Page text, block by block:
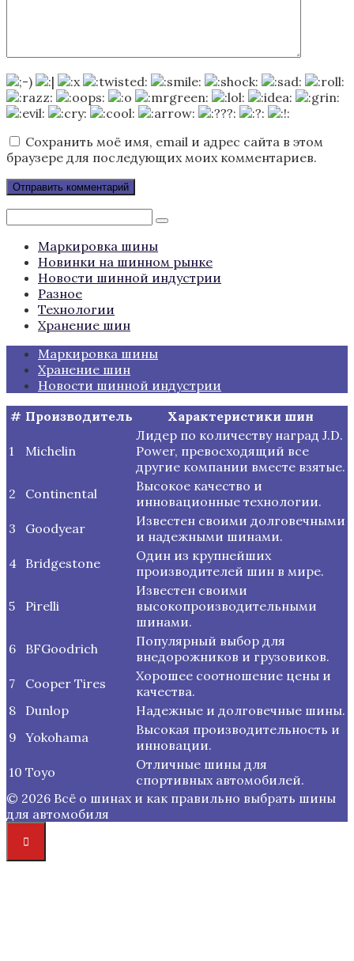
Сохранить моё имя, email и адрес сайта в этом
браузере для последующих моих комментариев.
Маркировка шины
Новинки на шинном рынке
Новости шинной индустрии
Разное
Технологии
Хранение шин
Маркировка шины
Хранение шин
Новости шинной индустрии
# Производитель Характеристики шин
1 Michelin
Лидер по количеству наград J.D.
Power, превосходящий все
другие компании вместе взятые.
2
Continental
Высокое качество и
инновационные технологии.
3
Goodyear
Известен своими долговечными
и надежными шинами.
4 Bridgestone
Один из крупнейших
производителей шин в мире.
5 Pirelli
Известен своими
высокопроизводительными
шинами.
6
BFGoodrich
Популярный выбор для
внедорожников и грузовиков.
7
Cooper Tires
Хорошее соотношение цены и
качества.
8
Dunlop
Надежные и долговечные шины.
9 Yokohama
Высокая производительность и
инновации.
10 Toyo
Отличные шины для
спортивных автомобилей.
© 2026 Всё о шинах и как правильно выбрать шины
для автомобиля